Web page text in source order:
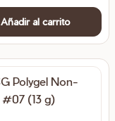
Añadir al carrito